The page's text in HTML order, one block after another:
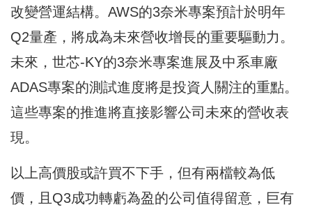
改變營運結構。AWS的3奈米專案預計於明年
Q2量產，將成為未來營收增長的重要驅動力。
未來，世芯-KY的3奈米專案進展及中系車廠
ADAS專案的測試進度將是投資人關注的重點。
這些專案的推進將直接影響公司未來的營收表
現。
以上高價股或許買不下手，但有兩檔較為低
價，且Q3成功轉虧為盈的公司值得留意，巨有